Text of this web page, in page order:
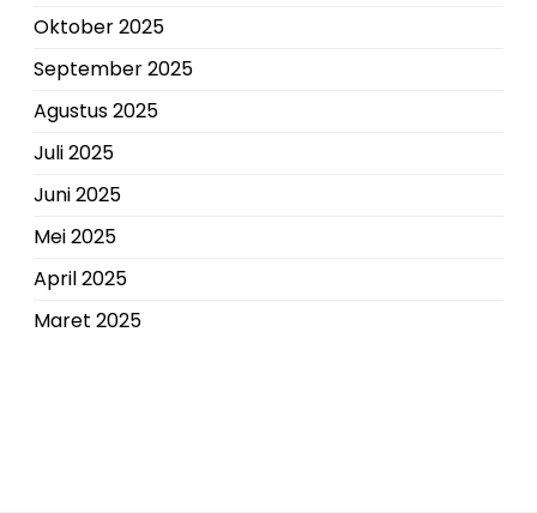
Oktober 2025
September 2025
Agustus 2025
Juli 2025
Juni 2025
Mei 2025
April 2025
Maret 2025